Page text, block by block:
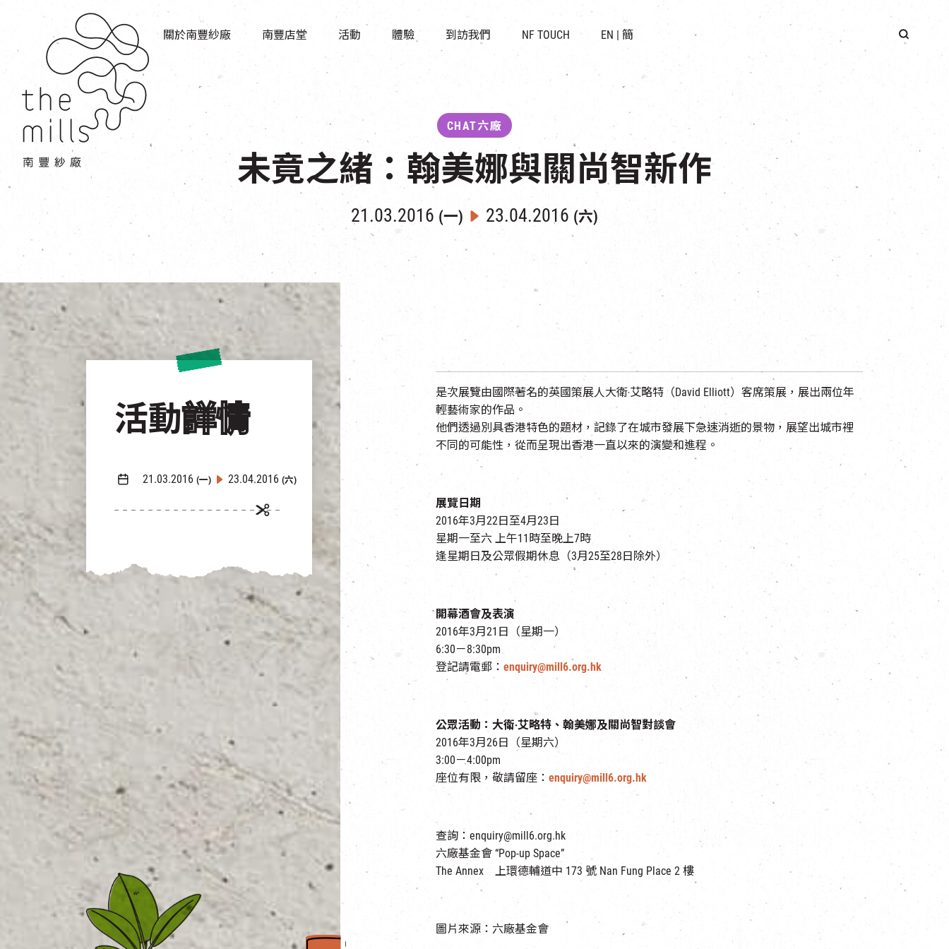
關於南豐紗廠
傳承與歷史
願景
媒體中心
南豐店堂
商店
活動
所有活動
世界之約
體驗
走進南豐紗廠
CHAT六廠
到訪我們
開放時間及位置
穿梭巴士服務
NF TOUCH EN | 簡
CHAT六廠
未竟之緒：翰美娜與關尚智新作
21.03.2016 (一) 23.04.2016 (六)
活動詳情
21.03.2016 (一) 23.04.2016 (六)
是次展覽由國際著名的英國策展人大衛‧艾略特（David Elliott）客席策展，展出兩位年
輕藝術家的作品。
他們透過別具香港特色的題材，記錄了在城市發展下急速消逝的景物，展望出城市裡
不同的可能性，從而呈現出香港一直以來的演變和進程。
展覽日期
2016年3月22日至4月23日
星期一至六 上午11時至晚上7時
逢星期日及公眾假期休息（3月25至28日除外）
開幕酒會及表演
2016年3月21日（星期一）
6:30－8:30pm
登記請電郵： enquiry@mill6.org.hk
公眾活動：大衛‧艾略特、翰美娜及關尚智對談會
2016年3月26日（星期六）
3:00－4:00pm
座位有限，敬請留座： enquiry@mill6.org.hk
查詢：enquiry@mill6.org.hk
六廠基金會 “Pop-up Space”
The Annex 上環德輔道中 173 號 Nan Fung Place 2 樓
圖片來源：六廠基金會